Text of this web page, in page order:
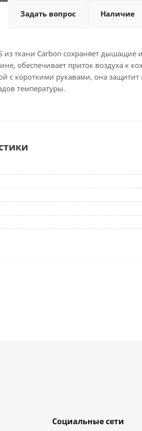
Задать вопрос Наличие
из ткани Carbon сохраняет
обеспечивает приток воздуха к
с короткими рукавами, она защитит
температуры.
Социальные сети